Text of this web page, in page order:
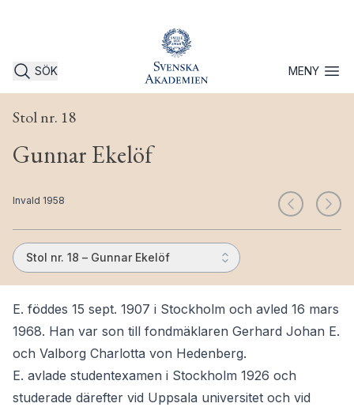
SÖK MENYÖppna
Stol nr. 18
Gunnar Ekelöf
Invald 1958
Stol nr. 18 – Gunnar Ekelöf
E. föddes 15 sept. 1907 i Stockholm och avled 16 mars
1968. Han var son till fondmäklaren Gerhard Johan E.
och Valborg Charlotta von Hedenberg.
E. avlade studentexamen i Stockholm 1926 och
studerade därefter vid Uppsala universitet och vid